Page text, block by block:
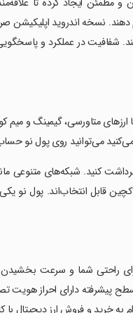
ایجاد کرده‌ تا
نسخه اندروید اپلیکیشن
شفافیت در عملکرد و
ارزهای متاورسی، گیمینگ و
می‌کنید می‌توانید روی پول نو
کنید. شبکه‌های متنوعی مانند
شبکه بلاکچین قابل
راحتی شما و سرعت بخشیدن
دارای احراز هویت